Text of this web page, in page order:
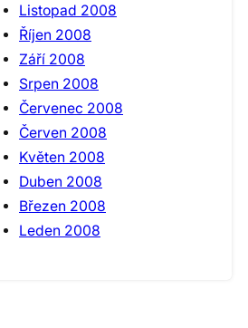
Listopad 2008
Říjen 2008
Září 2008
Srpen 2008
Červenec 2008
Červen 2008
Květen 2008
Duben 2008
Březen 2008
Leden 2008